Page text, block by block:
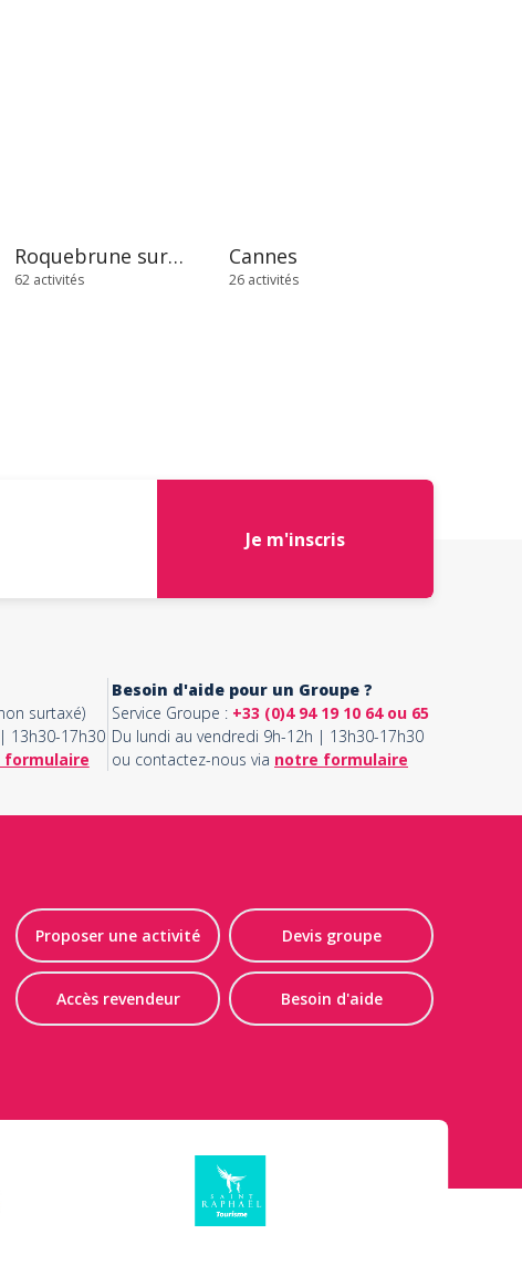
Roquebrune sur Argens
62 activités
Cannes
26 activités
Je m'inscris
surtaxé)
13h30-17h30
formulaire
Besoin d'aide pour un Groupe ?
Service Groupe : +33 (0)4 94 19 10 64 ou 65
Du lundi au vendredi 9h-12h | 13h30-17h30
ou contactez-nous via notre formulaire
Proposer une activité Devis groupe
Accès revendeur Besoin d'aide